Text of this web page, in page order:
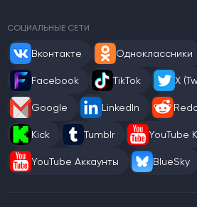
СОЦИАЛЬНЫЕ СЕТИ
Вконтакте Одноклассники
Facebook TikTok X
Google LinkedIn
Kick Tumblr YouTube
YouTube Аккаунты BlueSky